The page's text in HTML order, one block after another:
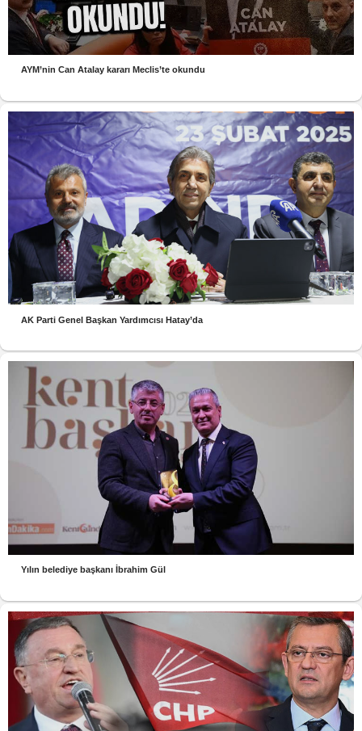
AYM’nin Can Atalay kararı Meclis’te okundu
AK Parti Genel Başkan Yardımcısı Hatay’da
Yılın belediye başkanı İbrahim Gül